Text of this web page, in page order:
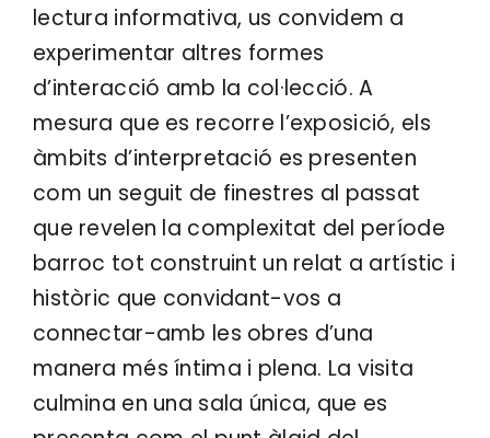
lectura informativa, us convidem a
experimentar altres formes
d’interacció amb la col·lecció. A
mesura que es recorre l’exposició, els
àmbits d’interpretació es presenten
com un seguit de finestres al passat
que revelen la complexitat del període
barroc tot construint un relat a artístic i
històric que convidant-vos a
connectar-amb les obres d’una
manera més íntima i plena. La visita
culmina en una sala única, que es